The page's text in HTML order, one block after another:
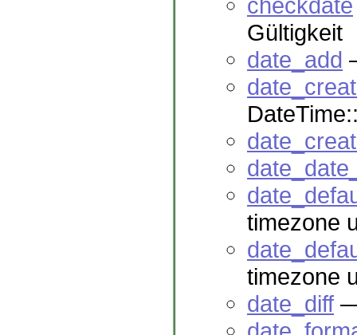
checkdate
Gültigkeit
date_add
timezone
timezone
date_diff